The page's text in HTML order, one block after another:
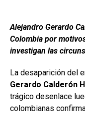
Alejandro Gerardo
Colombia por
investigan las
La desaparición del
Gerardo Calderón
trágico desenlace
colombianas